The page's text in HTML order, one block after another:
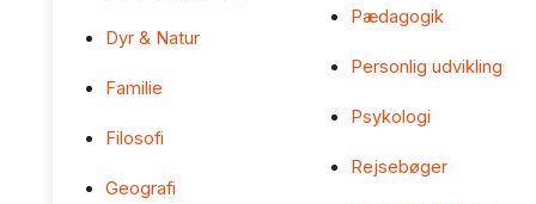
Dyr & Natur
Familie
Filosofi
Geografi
Pædagogik
Personlig udvikling
Psykologi
Rejsebøger